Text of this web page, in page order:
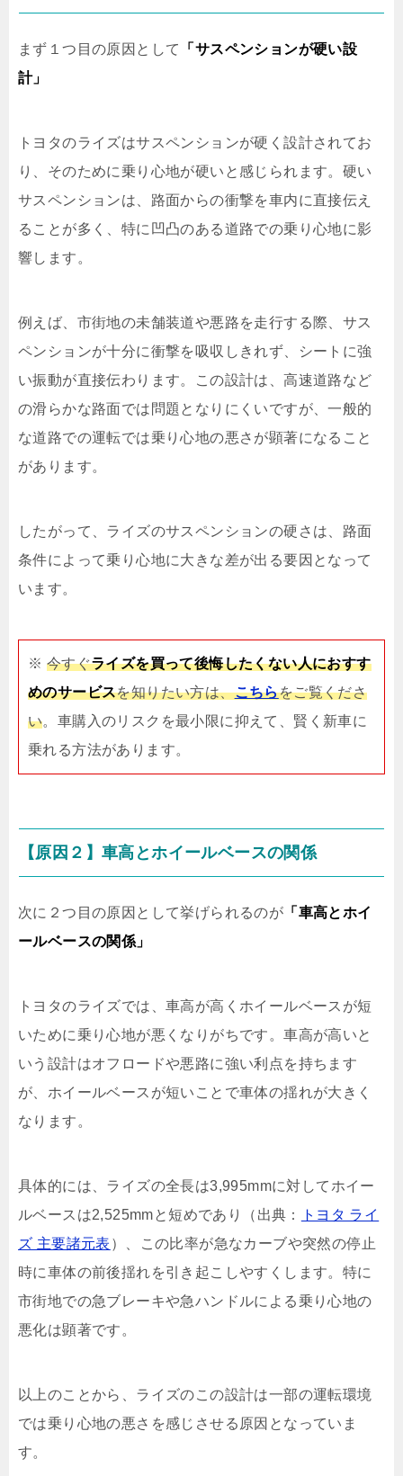
まず１つ目の原因として
「サスペンションが硬い設
計」
トヨタのライズはサスペンションが硬く設計されてお
り、そのために乗り心地が硬いと感じられます。硬い
サスペンションは、路面からの衝撃を車内に直接伝え
ることが多く、特に凹凸のある道路での乗り心地に影
響します。
例えば、市街地の未舗装道や悪路を走行する際、サス
ペンションが十分に衝撃を吸収しきれず、シートに強
い振動が直接伝わります。この設計は、高速道路など
の滑らかな路面では問題となりにくいですが、一般的
な道路での運転では乗り心地の悪さが顕著になること
があります。
したがって、ライズのサスペンションの硬さは、路面
条件によって乗り心地に大きな差が出る要因となって
います。
※ 今すぐライズを買って後悔したくない人におすす
めのサービスを知りたい方は、こちらをご覧くださ
い。車購入のリスクを最小限に抑えて、賢く新車に
乗れる方法があります。
【原因２】車高とホイールベースの関係
次に２つ目の原因として挙げられるのが 「車高とホイ
ールベースの関係」
トヨタのライズでは、車高が高くホイールベースが短
いために乗り心地が悪くなりがちです。車高が高いと
いう設計はオフロードや悪路に強い利点を持ちます
が、ホイールベースが短いことで車体の揺れが大きく
なります。
具体的には、ライズの全長は3,995mmに対してホイー
ルベースは2,525mmと短めであり（出典：
トヨタ ライ
ズ 主要諸元表 ）、この比率が急なカーブや突然の停止
時に車体の前後揺れを引き起こしやすくします。特に
市街地での急ブレーキや急ハンドルによる乗り心地の
悪化は顕著です。
以上のことから、ライズのこの設計は一部の運転環境
では乗り心地の悪さを感じさせる原因となっていま
す。